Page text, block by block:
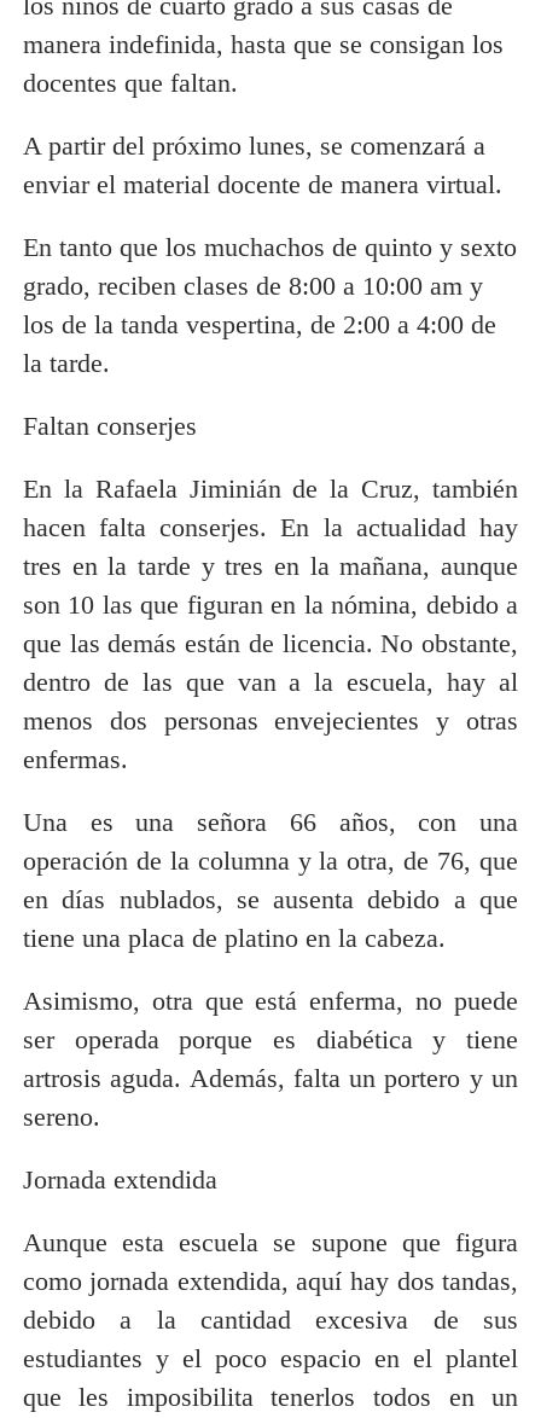
manera indefinida, hasta que se consigan los
docentes que faltan.
A partir del próximo lunes, se comenzará a
enviar el material docente de manera virtual.
En tanto que los muchachos de quinto y sexto
grado, reciben clases de 8:00 a 10:00 am y
los de la tanda vespertina, de 2:00 a 4:00 de
la tarde.
Faltan conserjes
En la Rafaela Jiminián de la Cruz, también
hacen falta conserjes. En la actualidad hay
tres en la tarde y tres en la mañana, aunque
son 10 las que figuran en la nómina, debido a
que las demás están de licencia. No obstante,
dentro de las que van a la escuela, hay al
menos dos personas envejecientes y otras
enfermas.
Una es una señora 66 años, con una
operación de la columna y la otra, de 76, que
en días nublados, se ausenta debido a que
tiene una placa de platino en la cabeza.
Asimismo, otra que está enferma, no puede
ser operada porque es diabética y tiene
artrosis aguda. Además, falta un portero y un
sereno.
Jornada extendida
Aunque esta escuela se supone que figura
como jornada extendida, aquí hay dos tandas,
debido a la cantidad excesiva de sus
estudiantes y el poco espacio en el plantel
que les imposibilita tenerlos todos en un